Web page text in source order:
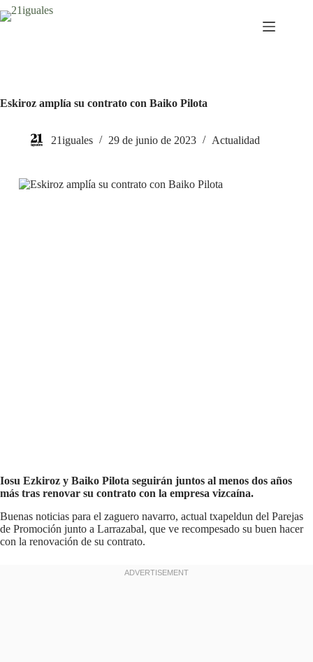
Saltar
al
Eskiroz amplía su contrato con Baiko Pilota
21iguales 29 de junio de 2023 Actualidad
Iosu Ezkiroz y Baiko Pilota seguirán juntos al menos dos años
más tras renovar su contrato con la empresa vizcaína.
Buenas noticias para el zaguero navarro, actual txapeldun del Parejas
de Promoción junto a Larrazabal, que ve recompesado su buen hacer
con la renovación de su contrato.